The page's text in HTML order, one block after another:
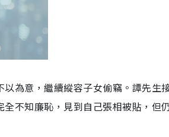
為意，繼續縱容子女偷竊。譚先生
不知廉恥，見到自己張相被貼，但